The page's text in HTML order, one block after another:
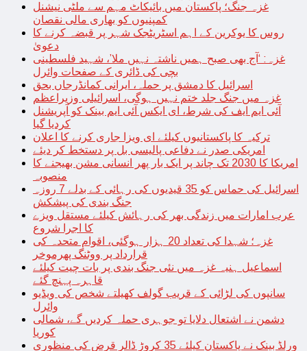
غزہ جنگ؛ پاکستان میں بائیکاٹ مہم سے ملٹی نیشنل
کمپنیوں کو بھاری مالی نقصان
روس کا یوکرین کے اہم اسٹریٹجک شہر پر قبضہ کرنے کا
دعویٰ
غزہ: ‘آج بھی صبح ہمیں ناشتہ نہیں ملا’، شہید فلسطینی
بچی کی ڈائری کے صفحات وائرل
اسرائیل کا دمشق پر حملہ، ایرانی کمانڈرجاں بحق
غزہ میں جنگ جلد ختم نہیں ہوگی، اسرائیلی وزیراعظم
آئی ایم ایف کی شرط، ای ایکس آئی ایم بینک کو آپریشنل
کردیا گیا
ترکیہ کا پاکستانیوں کیلئے ای ویزا جاری کرنے کا اعلان
امریکی صدر نے دفاعی پالیسی بل پر دستخط کر دیئے
امریکا کا 2030 تک چاند پر ایک بار پھر انسانی مشن بھیجنے کا
منصوبہ
اسرائیل کی حماس کو 35 قیدیوں کی رہائی کے بدلے 7 روزہ
جنگ بندی کی پیشکش
عرب امارات میں زندگی بھر کی رہائش کیلئے مستقل ویزے
کا اجرا شروع
غزہ؛ شہدا کی تعداد 20 ہزار ہوگئی، اقوام متحدہ کی
قرارداد پر ووٹنگ پھرموخر
اسماعیل ہنیہ غزہ میں نئی جنگ بندی پر بات چیت کیلئے
قاہرہ پہنچ گئے
سانپوں کی لڑائی کے قریب گولف کھیلتے شخص کی ویڈیو
وائرل
دشمن نے اشتعال دلایا تو جوہری حملہ کردیں گے، شمالی
کوریا
ورلڈ بینک نے پاکستان کیلئے 35 کروڑ ڈالر قرض کی منظوری